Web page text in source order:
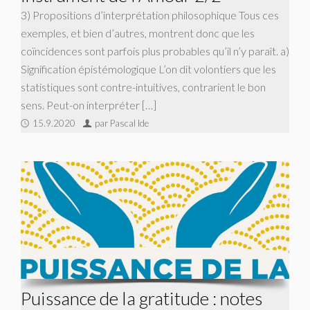
3) Propositions d’interprétation philosophique Tous ces
exemples, et bien d’autres, montrent donc que les
coïncidences sont parfois plus probables qu’il n’y paraît. a)
Signification épistémologique L’on dit volontiers que les
statistiques sont contre-intuitives, contrarient le bon
sens. Peut-on interpréter […]
15.9.2020 par Pascal Ide
Puissance de la gratitude : notes